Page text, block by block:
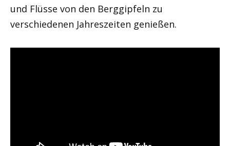
und Flüsse von den Berggipfeln zu
verschiedenen Jahreszeiten genießen.